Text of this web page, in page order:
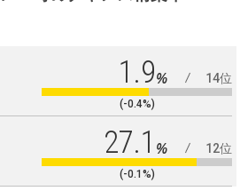
1.9% 14位
(-0.4%)
27.1 % 12位
(-0.1%)